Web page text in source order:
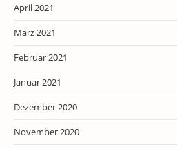
April 2021
März 2021
Februar 2021
Januar 2021
Dezember 2020
November 2020